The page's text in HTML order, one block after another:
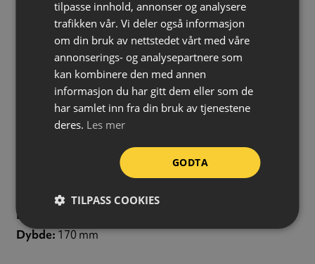
7 sett á 45 stkplastplaster(REF 6036)
7 sett á 40 stktekstilplaster(REF 6444)
6 sett á 15 stkfingertupplaster XL(REF 6454)
6 sett á 21 stktekstilplaster XL(REF 6470)
1 stk saks
1 stk pinsett
2 stk nøkkel for påfylling
Høyde:580 mm
Bredde:
Dybde:170 mm
tilpasse innhold, annonser og analysere
trafikken vår. Vi deler også informasjon
om din bruk av nettstedet vårt med våre
annonserings- og analysepartnere som
kan kombinere den med annen
informasjon du har gitt dem eller som de
har samlet inn fra din bruk av tjenestene
deres. Les mer
GODTA
TILPASS COOKIES